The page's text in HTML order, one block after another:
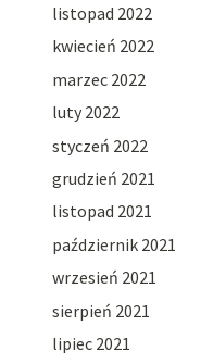
listopad 2022
kwiecień 2022
marzec 2022
luty 2022
styczeń 2022
grudzień 2021
listopad 2021
październik 2021
wrzesień 2021
sierpień 2021
lipiec 2021